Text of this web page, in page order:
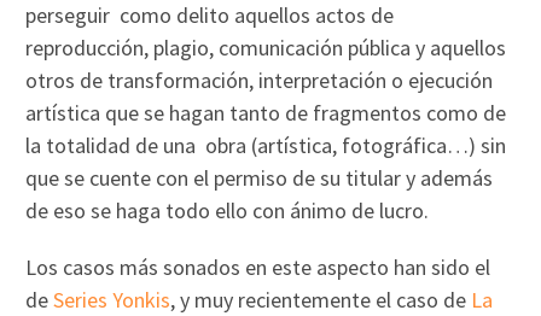
perseguir como delito aquellos actos de
reproducción, plagio, comunicación pública y aquellos
otros de transformación, interpretación o ejecución
artística que se hagan tanto de fragmentos como de
la totalidad de una obra (artística, fotográfica…) sin
que se cuente con el permiso de su titular y además
de eso se haga todo ello con ánimo de lucro.
Los casos más sonados en este aspecto han sido el
deSeries Yonkis, y muy recientemente el caso de La